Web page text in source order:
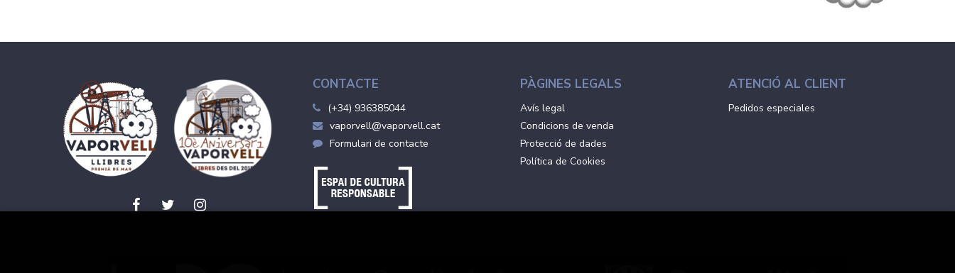
CONTACTE
(+34) 936385044
vaporvell@vaporvell.cat
Formulari de contacte
PÀGINES LEGALS
Avís legal
Condicions de venda
Protecció de dades
Política de Cookies
ATENCIÓ AL CLIENT
Pedidos especiales